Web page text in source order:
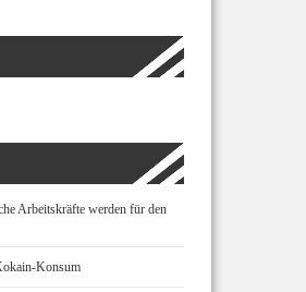
Arbeitskräfte werden für den
Konsum